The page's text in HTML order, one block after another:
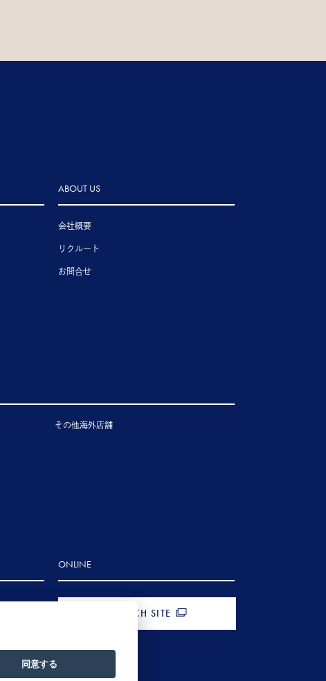
ABOUT US
会社概要
リクルート
お問合せ
その他海外店舗
ONLINE
FRENCH SITE
同意する